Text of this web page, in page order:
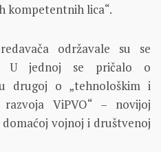
kompetentnih lica“.
održavale su se
U jednoj se pričalo o
drugoj o „tehnološkim i
ViPVO“ – novijoj
vojnoj i društvenoj